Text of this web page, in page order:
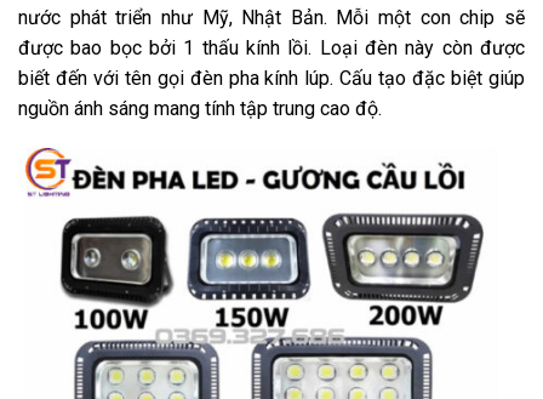
nước phát triển như Mỹ, Nhật Bản. Mỗi một con chip sẽ
được bao bọc bởi 1 thấu kính lồi. Loại đèn này còn được
biết đến với tên gọi đèn pha kính lúp. Cấu tạo đặc biệt giúp
nguồn ánh sáng mang tính tập trung cao độ.